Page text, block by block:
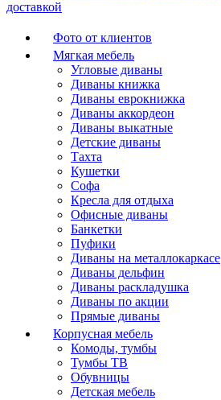
доставкой
Фото от клиентов
Мягкая мебель
Угловые диваны
Диваны книжка
Диваны еврокнижка
Диваны аккордеон
Диваны выкатные
Детские диваны
Тахта
Кушетки
Софа
Кресла для отдыха
Офисные диваны
Банкетки
Пуфики
Диваны на металлокаркасе
Диваны дельфин
Диваны раскладушка
Диваны по акции
Прямые диваны
Корпусная мебель
Комоды, тумбы
Тумбы ТВ
Обувницы
Детская мебель